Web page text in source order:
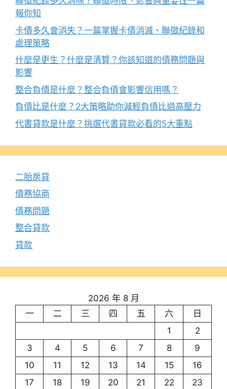
報你知
卡債多久會消失？一篇掌握卡債消滅、聯徵紀錄和
處理策略
什麼是更生？什麼是清算？你該知道的債務問題與
影響
整合負債是什麼？整合負債會影響信用嗎？
負債比是什麼？2大策略助你減輕負債比過高壓力
代書貸款是什麼？挑選代書貸款必看的5大重點
二胎房貸
債務協商
債務問題
整合貸款
貸款
2026 年 8 月
一
二 三 四 五 六
日
1
2
3
4 5 6 7 8
9
10
11 12 13 14 15
16
17
18 19 20 21 22 23